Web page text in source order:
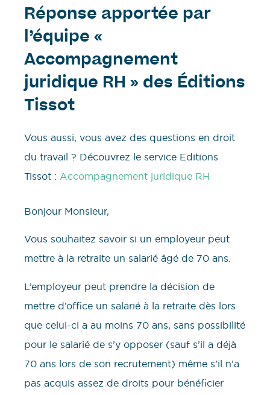
Réponse apportée par
l’équipe «
Accompagnement
juridique RH » des Éditions
Tissot
Vous aussi, vous avez des questions en droit
du travail ? Découvrez le service Editions
Tissot : Accompagnement juridique RH
​​Bonjour Monsieur,
Vous souhaitez savoir si un employeur peut
mettre à la retraite un salarié âgé de 70 ans.
L’employeur peut prendre la décision de
mettre d’office un salarié à la retraite dès lors
que celui-ci a au moins 70 ans, sans possibilité
pour le salarié de s’y opposer (sauf s’il a déjà
70 ans lors de son recrutement) même s’il n’a
pas acquis assez de droits pour bénéficier